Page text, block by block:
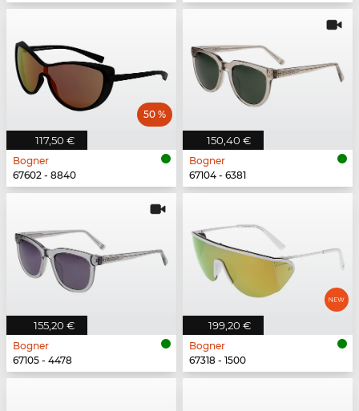
117,50 €
50 %
Bogner
67602 - 8840
150,40 €
Bogner
67104 - 6381
155,20 €
Bogner
67105 - 4478
199,20 €
Bogner
67318 - 1500